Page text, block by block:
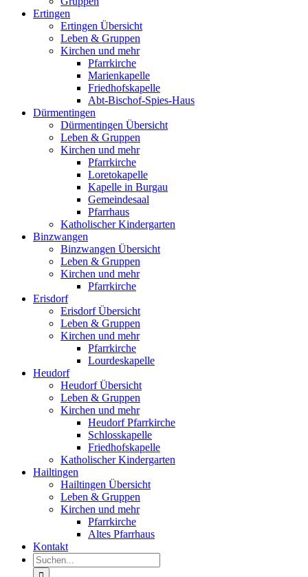
Ertingen
Ertingen Übersicht
Leben & Gruppen
Kirchen und mehr
Pfarrkirche
Marienkapelle
Friedhofskapelle
Abt-Bischof-Spies-Haus
Dürmentingen
Dürmentingen Übersicht
Leben & Gruppen
Kirchen und mehr
Pfarrkirche
Loretokapelle
Kapelle in Burgau
Gemeindesaal
Pfarrhaus
Katholischer Kindergarten
Binzwangen
Binzwangen Übersicht
Leben & Gruppen
Kirchen und mehr
Pfarrkirche
Erisdorf
Erisdorf Übersicht
Leben & Gruppen
Kirchen und mehr
Pfarrkirche
Lourdeskapelle
Heudorf
Heudorf Übersicht
Leben & Gruppen
Kirchen und mehr
Heudorf Pfarrkirche
Schlosskapelle
Friedhofskapelle
Katholischer Kindergarten
Hailtingen
Hailtingen Übersicht
Leben & Gruppen
Kirchen und mehr
Pfarrkirche
Altes Pfarrhaus
Kontakt
Suche
nach: